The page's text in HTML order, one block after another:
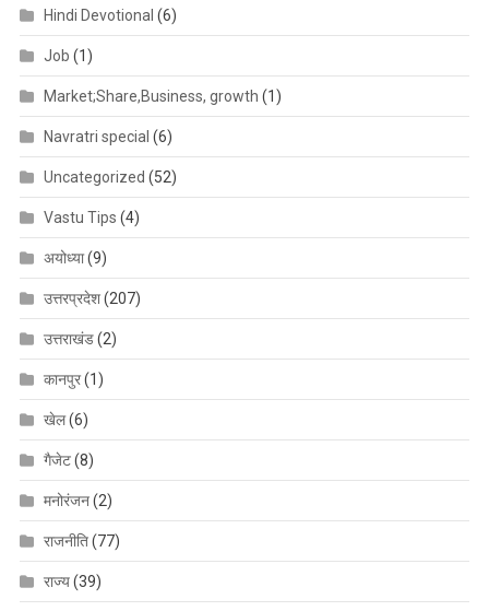
Hindi Devotional (6)
Job (1)
Market;Share,Business, growth (1)
Navratri special (6)
Uncategorized (52)
Vastu Tips (4)
अयोध्या(9)
उत्तरप्रदेश(207)
उत्तराखंड(2)
कानपुर(1)
खेल(6)
गैजेट(8)
मनोरंजन(2)
राजनीति(77)
राज्य(39)